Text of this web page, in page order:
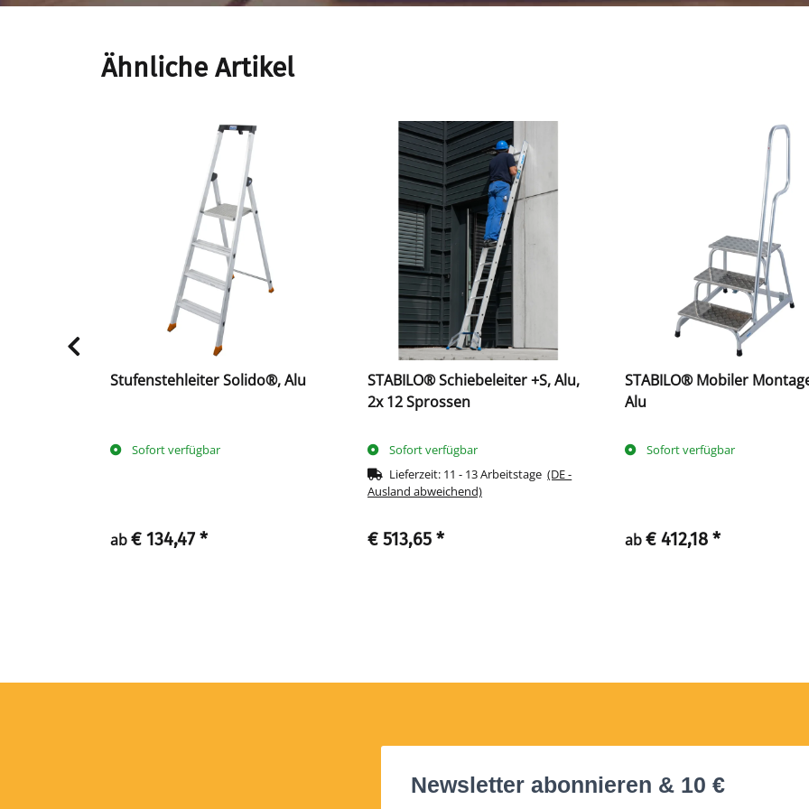
Ähnliche Artikel
Stufenstehleiter Solido®, Alu
Sofort verfügbar
ab€ 134,47 *
STABILO® Schiebeleiter +S, Alu,
2x 12 Sprossen
Sofort verfügbar
Lieferzeit: 11 - 13 Arbeitstage(DE -
Ausland abweichend)
€ 513,65 *
STABILO® Mobiler
Alu
Sofort verfügbar
ab€ 412,18 *